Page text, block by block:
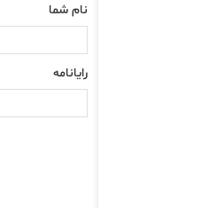
نام شما
رایانامه